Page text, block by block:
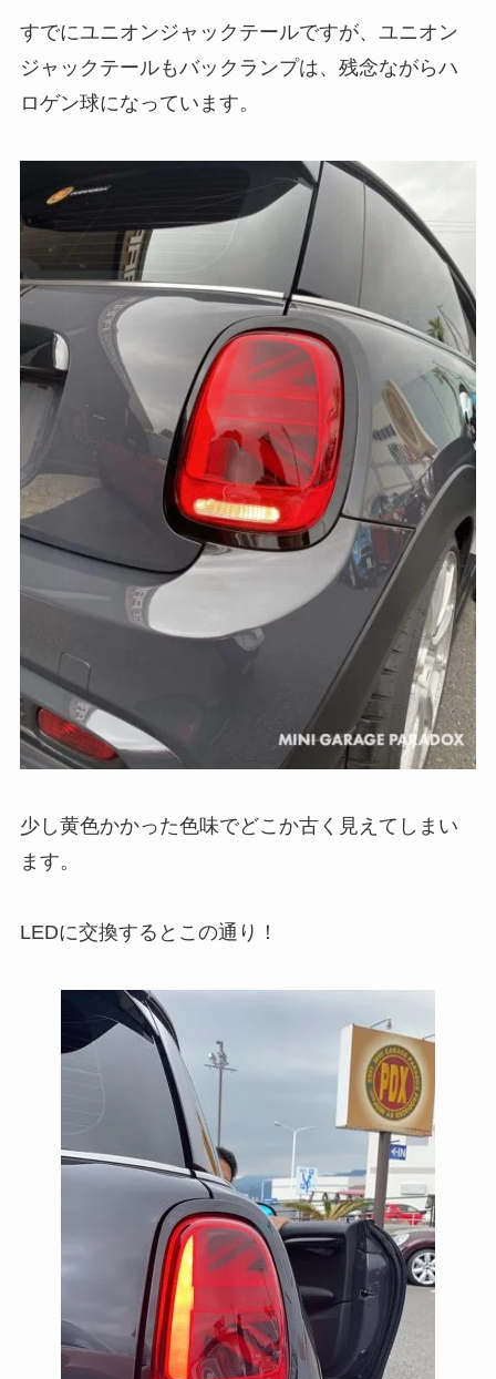
すでにユニオンジャックテールですが、ユニオン
ジャックテールもバックランプは、残念ながらハ
ロゲン球になっています。
少し黄色かかった色味でどこか古く見えてしまい
ます。
LEDに交換するとこの通り！